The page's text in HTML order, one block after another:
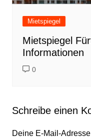
Mietspiegel
Mietspiegel
Informationen
0
Schreibe einen
Deine E-Mail-